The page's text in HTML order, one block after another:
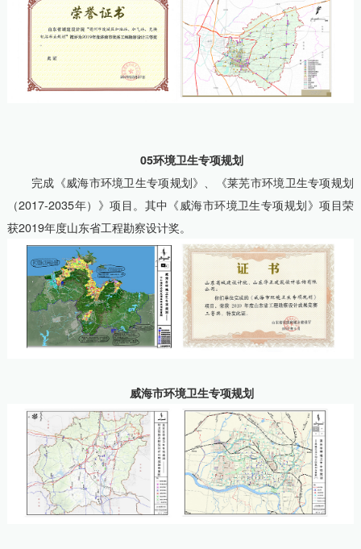
05环境卫生专项规划
完成《威海市环境卫生专项规划》、《莱芜市环境卫生专项规划
（2017-2035年）》项目。其中《威海市环境卫生专项规划》项目荣
获2019年度山东省工程勘察设计奖。
威海市环境卫生专项规划